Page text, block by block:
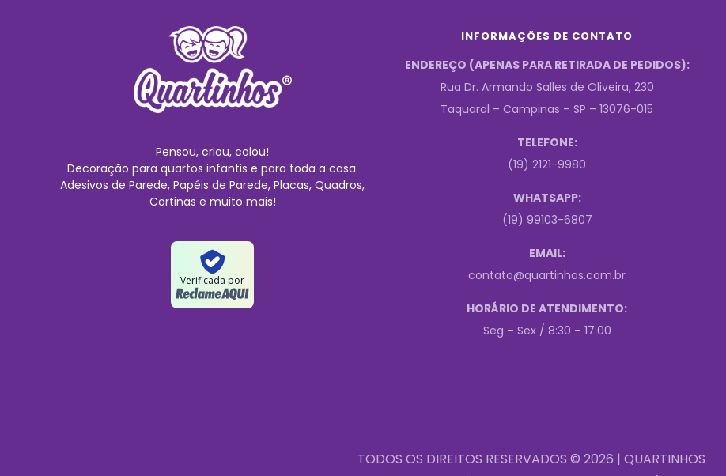
Pensou, criou, colou!
Decoração para quartos infantis e para toda a casa.
Adesivos de Parede, Papéis de Parede, Placas, Quadros,
Cortinas e muito mais!
Verificada por
INFORMAÇÕES DE CONTATO
ENDEREÇO (APENAS PARA RETIRADA DE PEDIDOS):
Rua Dr. Armando Salles de Oliveira, 230
Taquaral – Campinas – SP – 13076-015
TELEFONE:
(19) 2121-9980
WHATSAPP:
(19) 99103-6807
EMAIL:
contato@quartinhos.com.br
HORÁRIO DE ATENDIMENTO:
Seg – Sex / 8:30 – 17:00
TODOS OS DIREITOS RESERVADOS © 2026 | QUARTINHOS